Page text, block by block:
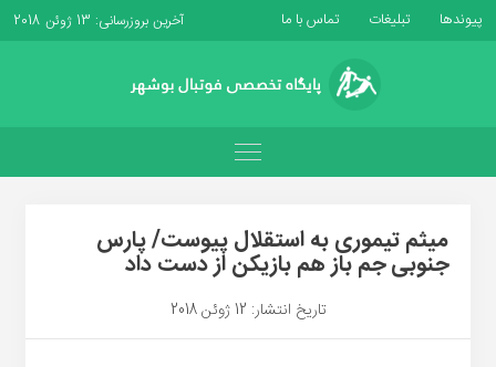
پیوندها تبلیغات تماس با ما آخرین بروزرسانی: 13 ژوئن 2018
میثم تیموری به استقلال پیوست/ پارس
جنوبی جم باز هم بازیکن از دست داد
تاریخ انتشار: 12 ژوئن 2018